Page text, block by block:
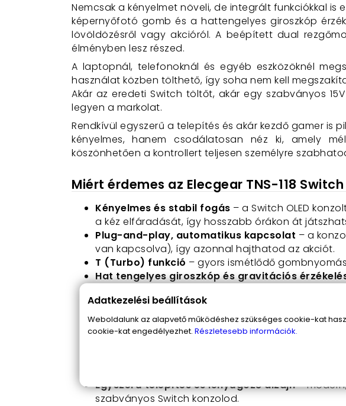
Nemcsak a kényelmet növeli, de integrált funkciókkal
képernyőfotó gomb és a hattengelyes giroszkóp
lövöldözésről vagy akcióról. A beépített dual
élményben lesz részed.
A laptopnál, telefonoknál és egyéb eszközöknél
használat közben tölthető, így soha nem kell
Akár az eredeti Switch töltőt, akár egy szabványos
legyen a markolat.
Rendkívül egyszerű a telepítés és akár kezdő gamer is
kényelmes, hanem csodálatosan néz ki, amely
köszönhetően a kontrollert teljesen személyre
Miért érdemes az Elecgear TNS-118
Kényelmes és stabil fogás – a Switch OLED
a kéz elfáradását, így hosszabb órákon át
Plug-and-play, automatikus kapcsolat – a
van kapcsolva), így azonnal hajthatod az akciót.
T (Turbo) funkció – gyors ismétlődő
Hat tengelyes giroszkóp és gravitációs
Képernyőfotó gomb– egyetlen gombnyomással
Dual motor rezgőhatás– két rezgőmotor
Type-C töltőport játék közbeni töltéshez
–
Egyszerű telepítés és lenyűgöző dizájn–
szabványos Switch konzolod.
Adatkezelési beállítások
Weboldalunk az alapvető működéshez szükséges cookie-kat
cookie-kat engedélyezhet. Részletesebb információk.